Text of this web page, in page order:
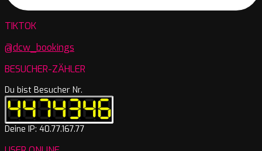
TIKTOK
@dcw_bookings
BESUCHER-ZÄHLER
Du bist Besucher Nr.
Deine IP: 40.77.167.77